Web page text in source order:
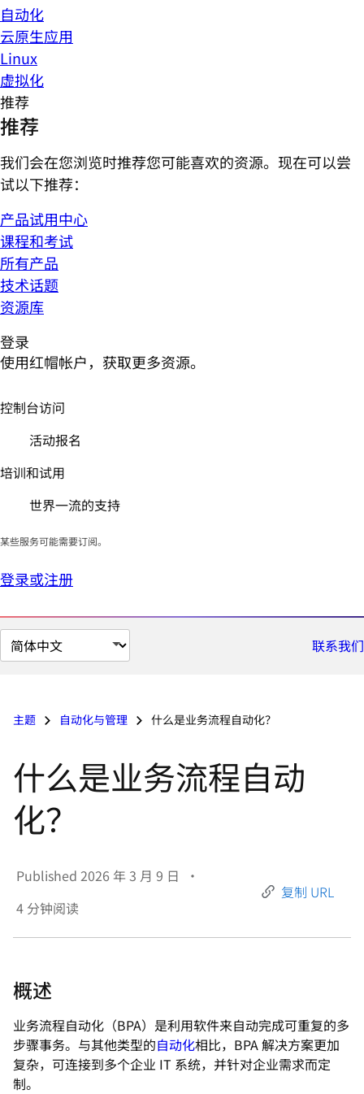
自动化
云原生应用
Linux
虚拟化
推荐
推荐
我们会在您浏览时推荐您可能喜欢的资源。现在可以尝
试以下推荐：
产品试用中心
课程和考试
所有产品
技术话题
资源库
登录
使用红帽帐户，获取更多资源。
控制台访问
活动报名
培训和试用
世界一流的支持
某些服务可能需要订阅。
登录或注册
切
换
语
联系我们
主题 自动化与管理 什么是业务流程自动化？
什么是业务流程自动
化？
Published 2026 年 3 月 9 日
•
4 分钟阅读
复制 URL
概述
业务流程自动化（BPA）是利用软件来自动完成可重复的多
步骤事务。与其他类型的自动化相比，BPA 解决方案更加
复杂，可连接到多个企业 IT 系统，并针对企业需求而定
制。